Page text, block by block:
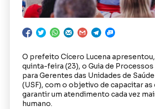
O prefeito Cícero Lucena
quinta-feira (23), o Guia de
para Gerentes das Unidades de
(USF), com o objetivo de capacitar as
garantir um atendimento cada vez
humano.